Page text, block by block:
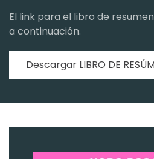
El link para el libro de
a continuación.
Descargar LIBRO DE